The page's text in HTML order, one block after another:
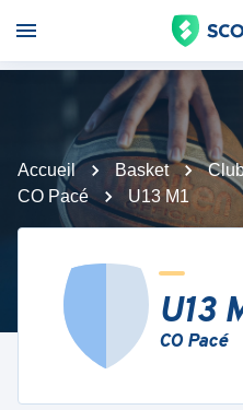
Accueil Basket
CO Pacé
U13 M1
U13
CO Pacé